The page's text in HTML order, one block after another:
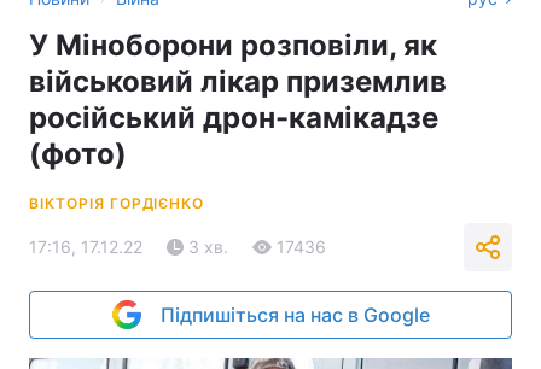
У Міноборони розповіли, як
військовий лікар приземлив
російський дрон-камікадзе
(фото)
ВІКТОРІЯ ГОРДІЄНКО
17:16, 17.12.22 3 хв. 17436
Підпишіться на нас в Google